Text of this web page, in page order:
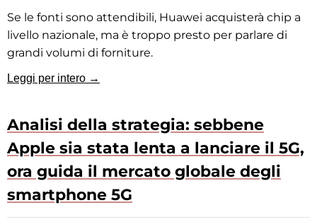
Se le fonti sono attendibili, Huawei acquisterà chip a
livello nazionale, ma è troppo presto per parlare di
grandi volumi di forniture.
Leggi per intero →
Analisi della strategia: sebbene
Apple sia stata lenta a lanciare il 5G,
ora guida il mercato globale degli
smartphone 5G